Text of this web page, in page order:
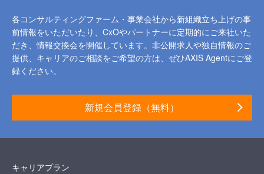
各コンサルティングファーム・事業会社から新組織立ち上げの事
前情報をいただいたり、 CxOやパートナーに定期的にご来社いた
だき、情報交換会を開催しています。 非公開求人や独自情報のご
提供、キャリアのご相談をご希望の方は、ぜひAXIS Agentにご登
録ください。
新規会員登録（無料）
キャリアプラン